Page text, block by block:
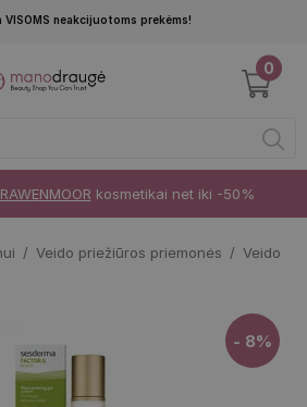
Pereiti į pagrindinį turinį
VISOMS neakcijuotoms prekėms!
0
kosmetikai net iki -50%
Veido priežiūros priemonės Veido
- 8%